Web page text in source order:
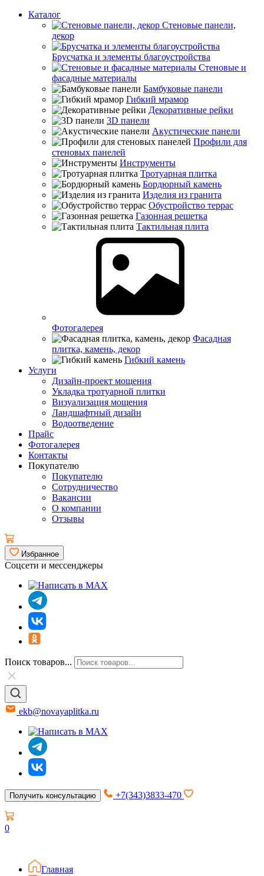
Каталог
Стеновые панели,
декор
Брусчатка и элементы благоустройства
Стеновые и
фасадные материалы
Бамбуковые панели
Гибкий мрамор
Декоративные рейки
3D панели
Акустические панели
Профили для
стеновых панелей
Инструменты
Тротуарная плитка
Бордюрный камень
Изделия из гранита
Обустройство террас
Газонная решетка
Тактильная плита
Фотогалерея
Фасадная
плитка, камень, декор
Гибкий камень
Услуги
Дизайн-проект мощения
Укладка тротуарной плитки
Визуализация мощения
Ландшафтный дизайн
Водоотведение
Прайс
Фотогалерея
Контакты
Покупателю
Покупателю
Сотрудничество
Вакансии
О компании
Отзывы
Избранное
Соцсети и мессенджеры
Поиск товаров...
ekb@novayaplitka.ru
Получить консультацию +7(343)3833-470
0
Главная